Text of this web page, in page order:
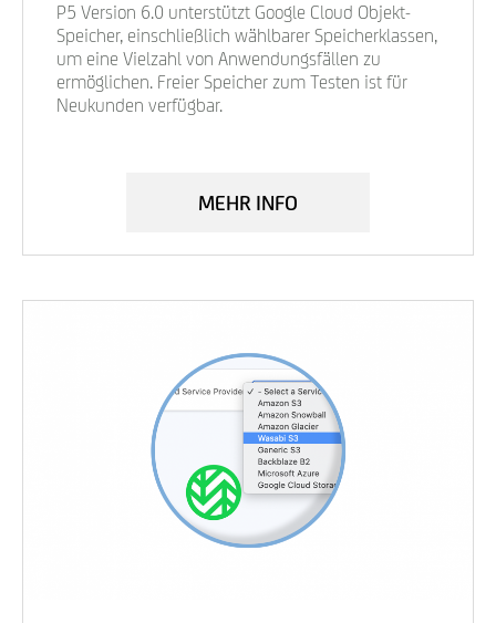
P5 Version 6.0 unterstützt Google Cloud Objekt-
Speicher, einschließlich wählbarer Speicherklassen,
um eine Vielzahl von Anwendungsfällen zu
ermöglichen. Freier Speicher zum Testen ist für
Neukunden verfügbar.
MEHR INFO